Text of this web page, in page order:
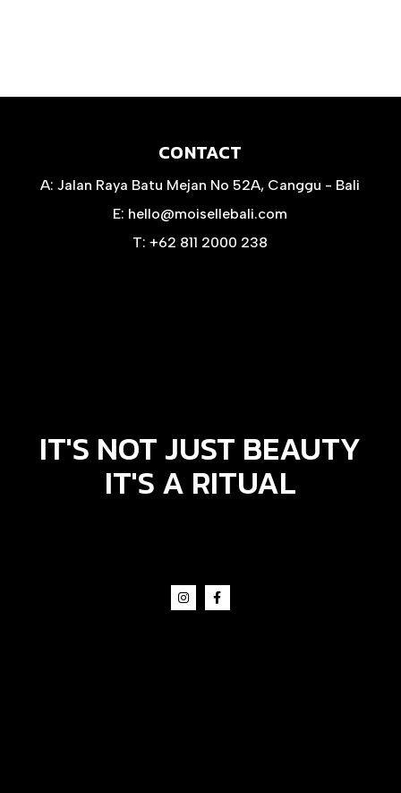
CONTACT
A:Jalan Raya Batu Mejan No 52A, Canggu - Bali
E: hello@moisellebali.com
T:+62 811 2000 238
IT'S NOT JUST BEAUTY
IT'S A RITUAL